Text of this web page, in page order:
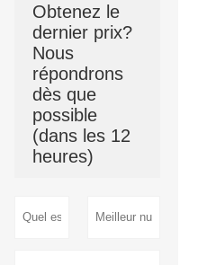
Obtenez le
dernier prix?
Nous
répondrons
dès que
possible
(dans les 12
heures)